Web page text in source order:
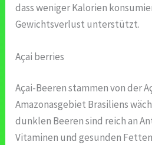
dass weniger Kalorien
Gewichtsverlust unterstützt.
Açai berries
Açai-Beeren stammen von der
Amazonasgebiet Brasiliens
dunklen Beeren sind reich an
Vitaminen und gesunden